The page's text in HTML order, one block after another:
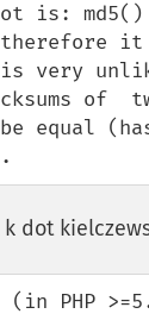
is:
it
very
of
equal
dot
PHP